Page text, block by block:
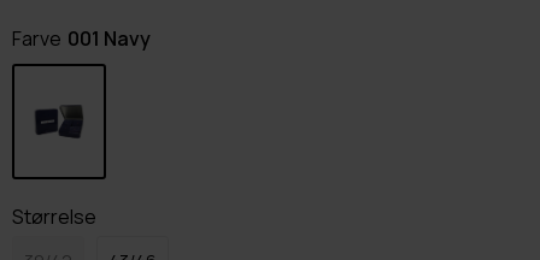
Farve 001 Navy
Størrelse